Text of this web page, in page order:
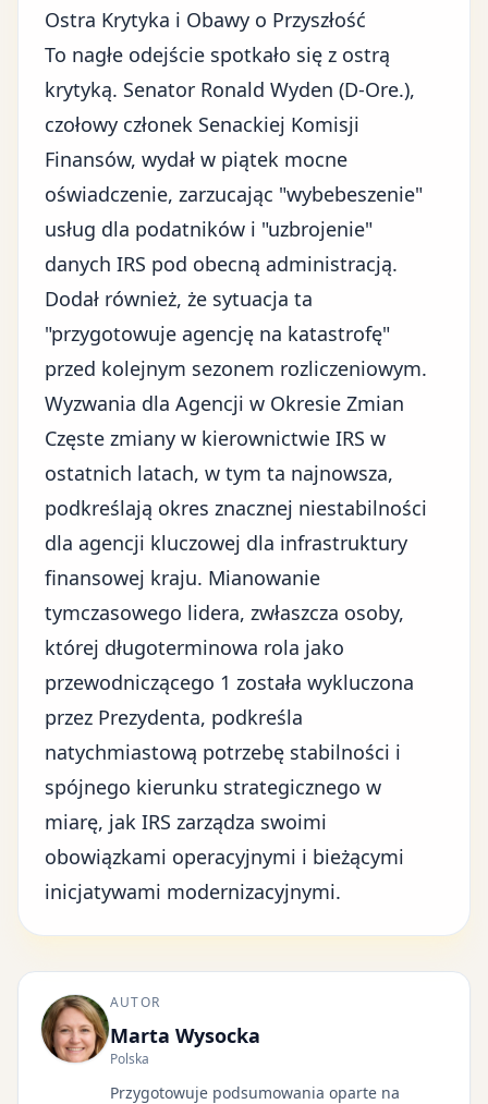
Ostra Krytyka i Obawy o Przyszłość
To nagłe odejście spotkało się z ostrą
krytyką. Senator Ronald Wyden (D-Ore.),
czołowy członek Senackiej Komisji
Finansów, wydał w piątek mocne
oświadczenie, zarzucając "wybebeszenie"
usług dla podatników i "uzbrojenie"
danych IRS pod obecną administracją.
Dodał również, że sytuacja ta
"przygotowuje agencję na katastrofę"
przed kolejnym sezonem rozliczeniowym.
Wyzwania dla Agencji w Okresie Zmian
Częste zmiany w kierownictwie IRS w
ostatnich latach, w tym ta najnowsza,
podkreślają okres znacznej niestabilności
dla agencji kluczowej dla infrastruktury
finansowej kraju. Mianowanie
tymczasowego lidera, zwłaszcza osoby,
której długoterminowa rola jako
przewodniczącego 1 została wykluczona
przez Prezydenta, podkreśla
natychmiastową potrzebę stabilności i
spójnego kierunku strategicznego w
miarę, jak IRS zarządza swoimi
obowiązkami operacyjnymi i bieżącymi
inicjatywami modernizacyjnymi.
AUTOR
Marta Wysocka
Polska
Przygotowuje podsumowania oparte na